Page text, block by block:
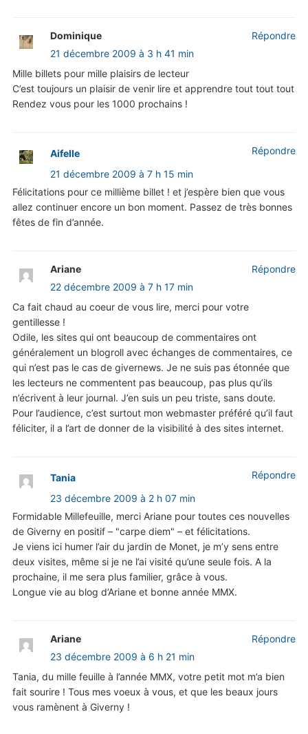
Dominique
21 décembre 2009 à 3 h 41 min
Mille billets pour mille plaisirs de lecteur
C’est toujours un plaisir de venir lire et apprendre tout tout tout
Rendez vous pour les 1000 prochains !
Répondre
Aifelle
21 décembre 2009 à 7 h 15 min
Félicitations pour ce millième billet ! et j’espère bien que vous
allez continuer encore un bon moment. Passez de très bonnes
fêtes de fin d’année.
Répondre
Ariane
22 décembre 2009 à 7 h 17 min
Ca fait chaud au coeur de vous lire, merci pour votre
gentillesse !
Odile, les sites qui ont beaucoup de commentaires ont
généralement un blogroll avec échanges de commentaires, ce
qui n’est pas le cas de givernews. Je ne suis pas étonnée que
les lecteurs ne commentent pas beaucoup, pas plus qu’ils
n’écrivent à leur journal. J’en suis un peu triste, sans doute.
Pour l’audience, c’est surtout mon webmaster préféré qu’il faut
féliciter, il a l’art de donner de la visibilité à des sites internet.
Répondre
Tania
23 décembre 2009 à 2 h 07 min
Formidable Millefeuille, merci Ariane pour toutes ces nouvelles
de Giverny en positif – "carpe diem" – et félicitations.
Je viens ici humer l’air du jardin de Monet, je m’y sens entre
deux visites, même si je ne l’ai visité qu’une seule fois. A la
prochaine, il me sera plus familier, grâce à vous.
Longue vie au blog d’Ariane et bonne année MMX.
Répondre
Ariane
23 décembre 2009 à 6 h 21 min
Tania, du mille feuille à l’année MMX, votre petit mot m’a bien
fait sourire ! Tous mes voeux à vous, et que les beaux jours
vous ramènent à Giverny !
Répondre